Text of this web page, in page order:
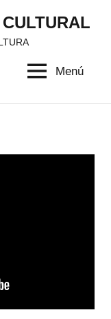
Menú